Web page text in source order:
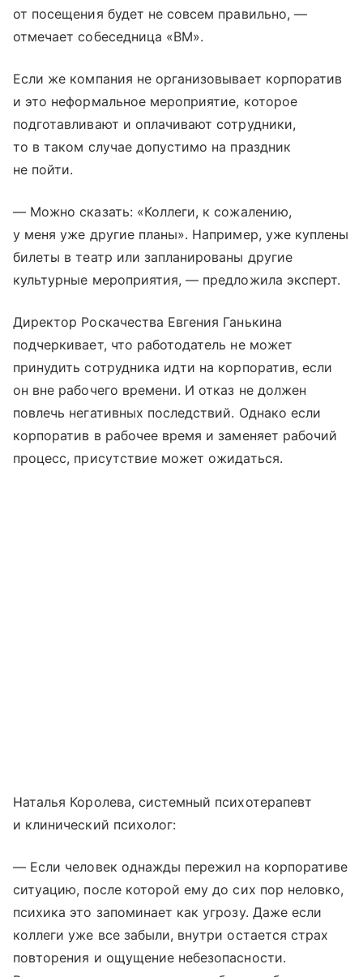
от посещения будет не совсем правильно, —
отмечает собеседница «ВМ».
Если же компания не организовывает корпоратив
и это неформальное мероприятие, которое
подготавливают и оплачивают сотрудники,
то в таком случае допустимо на праздник
не пойти.
— Можно сказать: «Коллеги, к сожалению,
у меня уже другие планы». Например, уже куплены
билеты в театр или запланированы другие
культурные мероприятия, — предложила эксперт.
Директор Роскачества Евгения Ганькина
подчеркивает, что работодатель не может
принудить сотрудника идти на корпоратив, если
он вне рабочего времени. И отказ не должен
повлечь негативных последствий. Однако если
корпоратив в рабочее время и заменяет рабочий
процесс, присутствие может ожидаться.
Наталья Королева, системный психотерапевт
и клинический психолог:
— Если человек однажды пережил на корпоративе
ситуацию, после которой ему до сих пор неловко,
психика это запоминает как угрозу. Даже если
коллеги уже все забыли, внутри остается страх
повторения и ощущение небезопасности.